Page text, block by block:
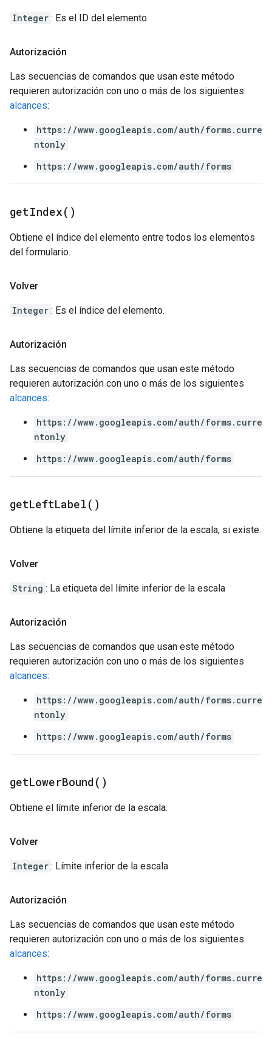
Integer : Es el ID del elemento.
Autorización
Las secuencias de comandos que usan este método
requieren autorización con uno o más de los siguientes
alcances:
https://www.googleapis.com/auth/forms.curre
ntonly
https://www.googleapis.com/auth/forms
getIndex( )
Obtiene el índice del elemento entre todos los elementos
del formulario.
Volver
Integer : Es el índice del elemento.
Autorización
Las secuencias de comandos que usan este método
requieren autorización con uno o más de los siguientes
alcances:
https://www.googleapis.com/auth/forms.curre
ntonly
https://www.googleapis.com/auth/forms
getLeftLabel( )
Obtiene la etiqueta del límite inferior de la escala, si existe.
Volver
String : La etiqueta del límite inferior de la escala
Autorización
Las secuencias de comandos que usan este método
requieren autorización con uno o más de los siguientes
alcances:
https://www.googleapis.com/auth/forms.curre
ntonly
https://www.googleapis.com/auth/forms
getLowerBound( )
Obtiene el límite inferior de la escala.
Volver
Integer : Límite inferior de la escala
Autorización
Las secuencias de comandos que usan este método
requieren autorización con uno o más de los siguientes
alcances:
https://www.googleapis.com/auth/forms.curre
ntonly
https://www.googleapis.com/auth/forms